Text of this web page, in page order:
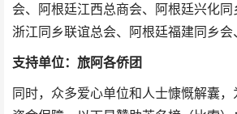
会、阿根廷江西总商会、阿根廷兴化
浙江同乡联谊总会、阿根廷福建同乡
支持单位：旅阿各侨团
同时，众多爱心单位和人士慷慨解囊